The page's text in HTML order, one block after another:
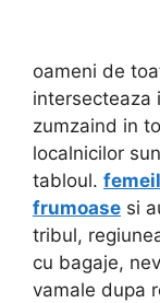
oameni de
intersecteaza
zumzaind in
localnicilor
tabloul.
frumoase si
tribul,
cu bagaje,
vamale dupa